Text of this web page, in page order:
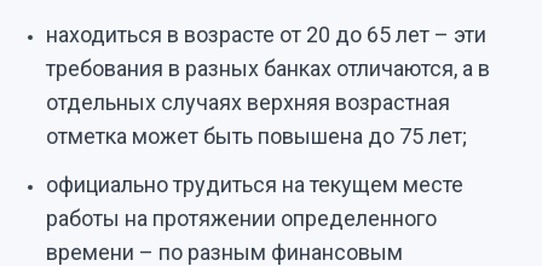
находиться в возрасте от 20 до 65 лет – эти
требования в разных банках отличаются, а в
отдельных случаях верхняя возрастная
отметка может быть повышена до 75 лет;
официально трудиться на текущем месте
работы на протяжении определенного
времени – по разным финансовым